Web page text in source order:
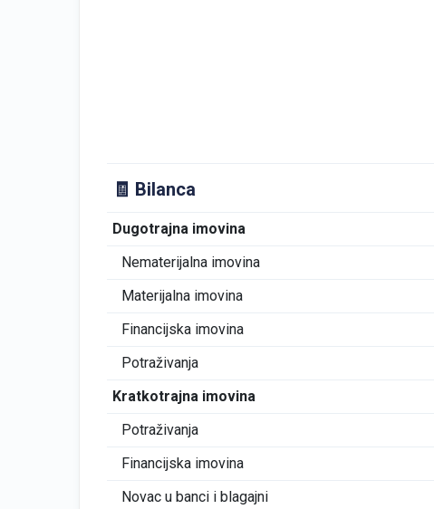
🧾 Bilanca
Dugotrajna imovina
Nematerijalna imovina
Materijalna imovina
Financijska imovina
Potraživanja
Kratkotrajna imovina
Potraživanja
Financijska imovina
Novac u banci i blagajni